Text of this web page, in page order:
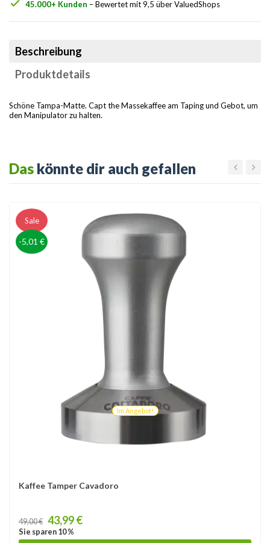
check 45.000+ Kunden – Bewertet mit 9,5 über ValuedShops
Beschreibung
Produktdetails
Schöne Tampa-Matte. Capt the Massekaffee am Taping und Gebot, um
den Manipulator zu halten.
Das könnte dir auch gefallen
Sale
-5,01 €
Im Angebot!
Kaffee Tamper Cavadoro
Price
49,00 € 43,99 €
Sie sparen 10 %